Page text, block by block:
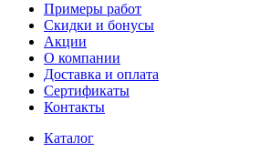
Примеры работ
Скидки и бонусы
Акции
О компании
Доставка и оплата
Сертификаты
Контакты
Каталог